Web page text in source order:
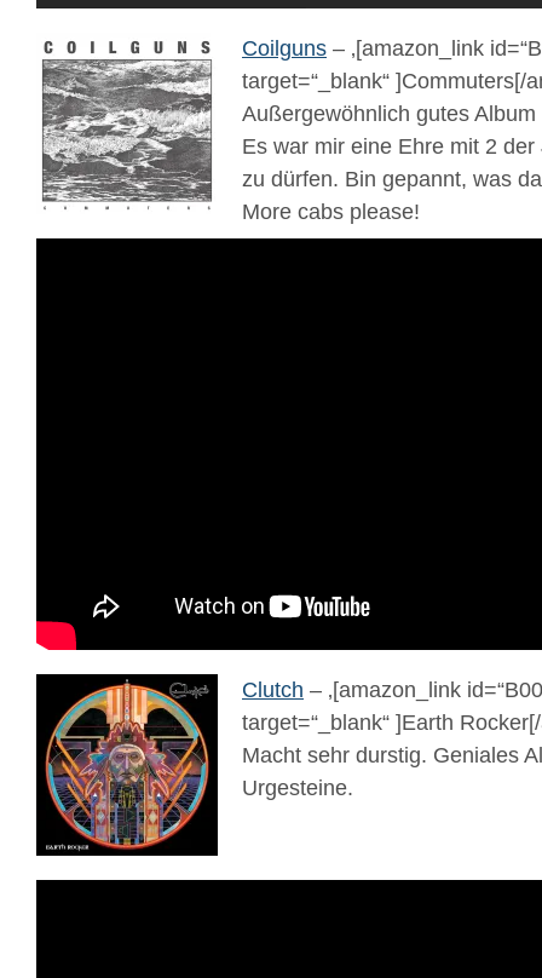
Coilguns – ‚[amazon_link
target=“_blank“ ]Commuters[/
Außergewöhnlich gutes
Es war mir eine Ehre mit 2
zu dürfen. Bin gepannt, was
More cabs please!
Clutch – ‚[amazon_link
target=“_blank“ ]Earth
Macht sehr durstig. Geniales
Urgesteine.